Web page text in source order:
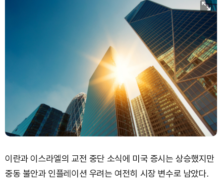
이란과 이스라엘의 교전 중단 소식에 미국 증시는 상승했지만
중동 불안과 인플레이션 우려는 여전히 시장 변수로 남았다.